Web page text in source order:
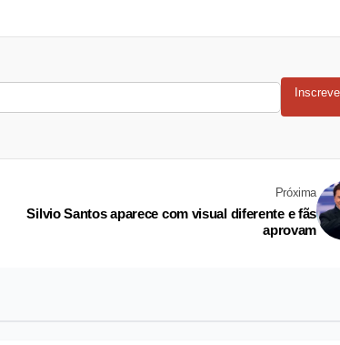
Próxima
Silvio Santos aparece com visual diferente e fãs
aprovam